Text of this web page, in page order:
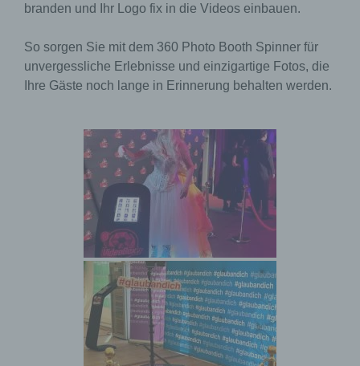
branden und Ihr Logo fix in die Videos einbauen.
So sorgen Sie mit dem 360 Photo Booth Spinner für
unvergessliche Erlebnisse und einzigartige Fotos, die
Ihre Gäste noch lange in Erinnerung behalten werden.